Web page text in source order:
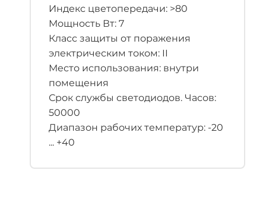
Индекс цветопередачи: >80
Мощность Вт: 7
Класс защиты от поражения
электрическим током: II
Место использования: внутри
помещения
Срок службы светодиодов. Часов:
50000
Диапазон рабочих температур: -20
... +40